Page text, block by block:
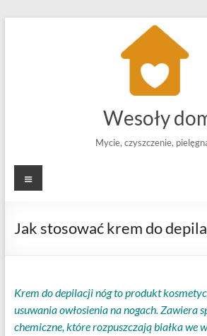
Wesoły
Mycie, czyszczenie,
Menu
Jak stosować krem ​​do
Krem do depilacji nóg to produkt
usuwania owłosienia na nogach. Zawiera
chemiczne, które rozpuszczają białka we